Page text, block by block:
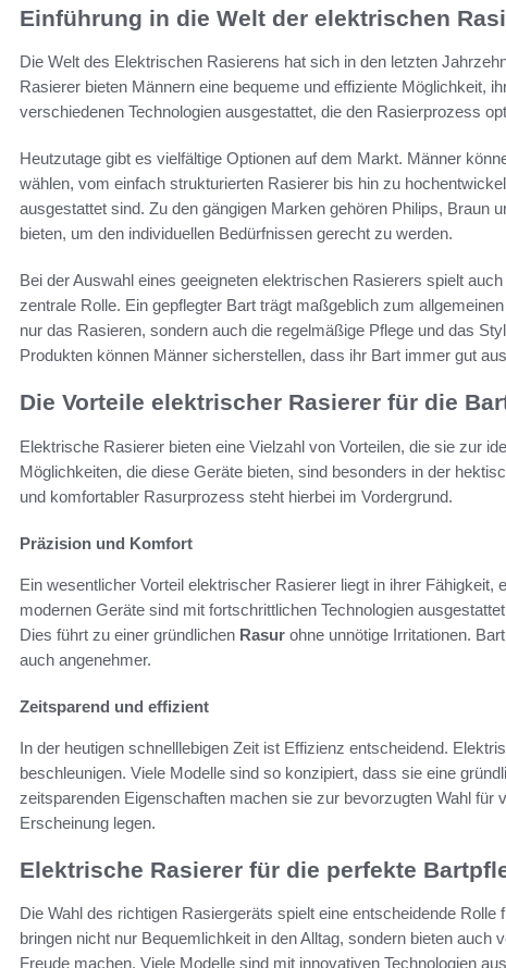
Einführung in die Welt der elektrischen
Die Welt des Elektrischen Rasierens hat sich in den letzten
Rasierer bieten Männern eine bequeme und effiziente Möglichkeit,
verschiedenen Technologien ausgestattet, die den Rasierprozess
Heutzutage gibt es vielfältige Optionen auf dem Markt. Männer
wählen, vom einfach strukturierten Rasierer bis hin zu
ausgestattet sind. Zu den gängigen Marken gehören Philips, Braun
bieten, um den individuellen Bedürfnissen gerecht zu werden.
Bei der Auswahl eines geeigneten elektrischen Rasierers spielt
zentrale Rolle. Ein gepflegter Bart trägt maßgeblich zum
nur das Rasieren, sondern auch die regelmäßige Pflege und das
Produkten können Männer sicherstellen, dass ihr Bart immer gut
Die Vorteile elektrischer Rasierer für die
Elektrische Rasierer bieten eine Vielzahl von Vorteilen, die sie zur
Möglichkeiten, die diese Geräte bieten, sind besonders in der
und komfortabler Rasurprozess steht hierbei im Vordergrund.
Präzision und Komfort
Ein wesentlicher Vorteil elektrischer Rasierer liegt in ihrer Fähigkeit,
modernen Geräte sind mit fortschrittlichen Technologien
Dies führt zu einer gründlichen Rasur ohne unnötige Irritationen.
auch angenehmer.
Zeitsparend und effizient
In der heutigen schnelllebigen Zeit ist Effizienz entscheidend.
beschleunigen. Viele Modelle sind so konzipiert, dass sie eine
zeitsparenden Eigenschaften machen sie zur bevorzugten Wahl für
Erscheinung legen.
Elektrische Rasierer für die perfekte
Die Wahl des richtigen Rasiergeräts spielt eine entscheidende Rolle
bringen nicht nur Bequemlichkeit in den Alltag, sondern bieten
Freude machen. Viele Modelle sind mit innovativen Technologien